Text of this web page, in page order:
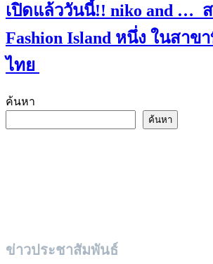
เปิดแล้ววันนี้!! niko and …
Fashion Island หนึ่ง ในสา
ไทย
ค้นหา
ค้นหา
ข่าวประชาสัมพันธ์